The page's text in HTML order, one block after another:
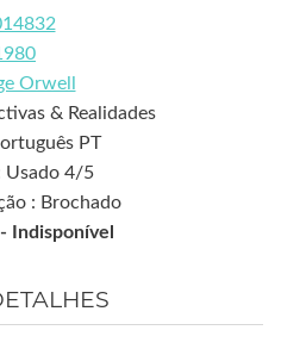
Orwell
& Realidades
PT
Usado 4/5
: Brochado
Indisponível